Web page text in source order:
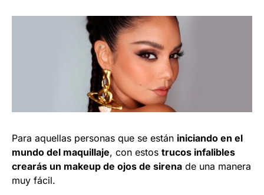
Para aquellas personas que se están iniciando en el
mundo del maquillaje, con estos trucos infalibles
crearás un makeup de ojos de sirena de una manera
muy fácil.